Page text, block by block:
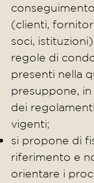
(clienti,
soci,
regole di
presenti nella
presuppone,
dei
vigenti;
si propone di
riferimento e
orientare i